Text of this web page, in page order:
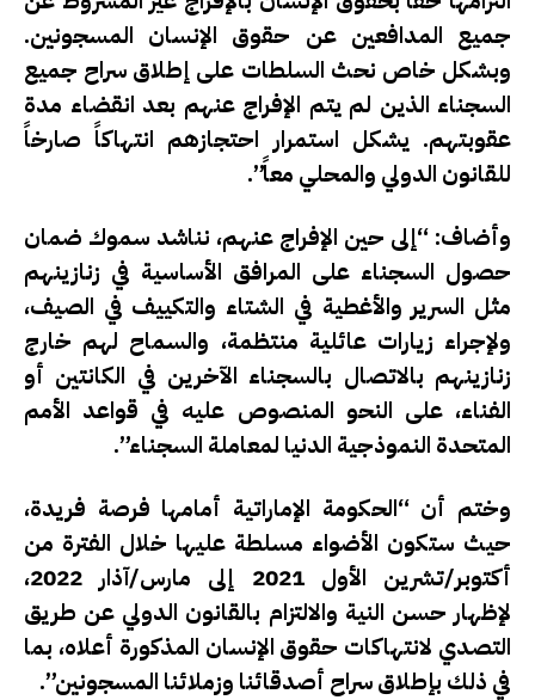
جميع المدافعين عن حقوق الإنسان المسجونين.
وبشكل خاص نحث السلطات على إطلاق سراح جميع
السجناء الذين لم يتم الإفراج عنهم بعد انقضاء مدة
عقوبتهم. يشكل استمرار احتجازهم انتهاكاً صارخاً
للقانون الدولي والمحلي معاً”.
وأضاف: “إلى حين الإفراج عنهم، نناشد سموك ضمان
حصول السجناء على المرافق الأساسية في زنازينهم
مثل السرير والأغطية في الشتاء والتكييف في الصيف،
ولإجراء زيارات عائلية منتظمة، والسماح لهم خارج
زنازينهم بالاتصال بالسجناء الآخرين في الكانتين أو
الفناء، على النحو المنصوص عليه في قواعد الأمم
المتحدة النموذجية الدنيا لمعاملة السجناء”.
وختم أن “الحكومة الإماراتية أمامها فرصة فريدة،
حيث ستكون الأضواء مسلطة عليها خلال الفترة من
أكتوبر/تشرين الأول 2021 إلى مارس/آذار 2022،
لإظهار حسن النية والالتزام بالقانون الدولي عن طريق
التصدي لانتهاكات حقوق الإنسان المذكورة أعلاه، بما
في ذلك بإطلاق سراح أصدقائنا وزملائنا المسجونين”.